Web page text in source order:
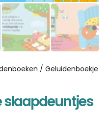
/ Geluidenboekje
slaapdeuntjes